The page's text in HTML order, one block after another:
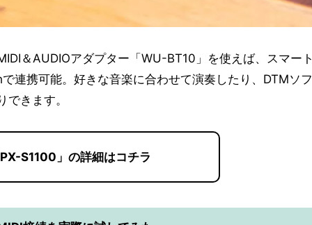
＆AUDIOアダプター「WU-BT10」を使えば、スマート
連携可能。好きな音楽に合わせて演奏したり、DTMソフ
できます。
PX-S1100」の詳細はコチラ